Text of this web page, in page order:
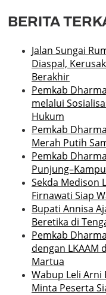
BERITA
Jalan Sungai
Diaspal,
Berakhir
Pemkab
melalui
Hukum
Pemkab
Merah Putih
Pemkab
Sekda Medison
Firnawati Siap
Bupati Annisa
Beretika di
Pemkab
dengan LKAAM
Martua
Wabup Leli Arni
Minta Peserta